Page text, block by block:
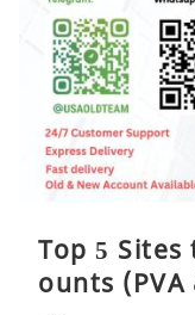
Top 5
ounts (PVA